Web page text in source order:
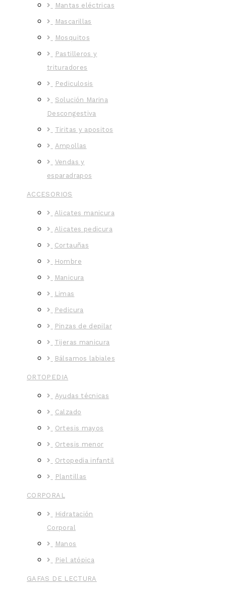
Mantas eléctricas
Mascarillas
Mosquitos
Pastilleros y
trituradores
Pediculosis
Solución Marina
Descongestiva
Tiritas y apositos
Ampollas
Vendas y
esparadrapos
ACCESORIOS
Alicates manicura
Alicates pedicura
Cortauñas
Hombre
Manicura
Limas
Pedicura
Pinzas de depilar
Tijeras manicura
Bálsamos labiales
ORTOPEDIA
Ayudas técnicas
Calzado
Ortesis mayos
Ortesis menor
Ortopedia infantil
Plantillas
CORPORAL
Hidratación
Corporal
Manos
Piel atópica
GAFAS DE LECTURA